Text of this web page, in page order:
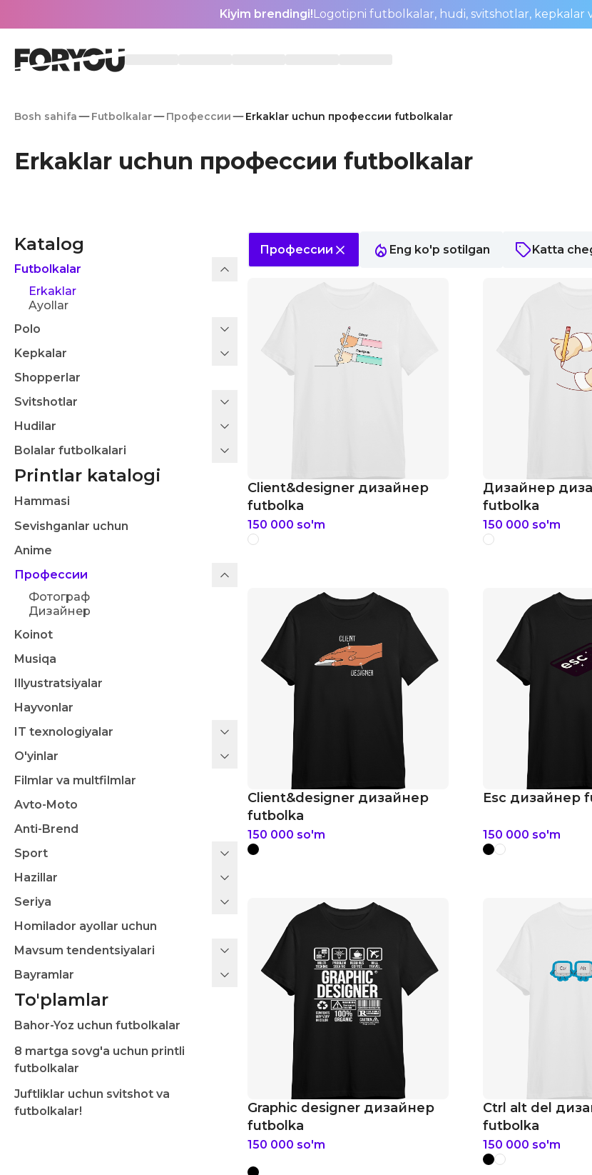
Kiyim brendingi!Logotipni futbolkalar, hudi, svitshotlar, kepkalar
Bosh sahifa Futbolkalar Профессии Erkaklar uchun профессии futbolkalar
Erkaklar uchun профессии futbolkalar
Katalog
Futbolkalar
Erkaklar
Ayollar
Polo
Kepkalar
Shopperlar
Svitshotlar
Hudilar
Bolalar futbolkalari
Printlar katalogi
Hammasi
Sevishganlar uchun
Anime
Профессии
Фотограф
Дизайнер
Koinot
Musiqa
Illyustratsiyalar
Hayvonlar
IT texnologiyalar
O'yinlar
Filmlar va multfilmlar
Avto-Moto
Anti-Brend
Sport
Hazillar
Seriya
Homilador ayollar uchun
Mavsum tendentsiyalari
Bayramlar
To'plamlar
Bahor-Yoz uchun futbolkalar
8 martga sovg'a uchun printli
futbolkalar
Juftliklar uchun svitshot va
futbolkalar!
Профессии Eng ko'p sotilgan Katta
Client&designer дизайнер
futbolka
150 000 so'm
Дизайнер
futbolka
150 000 so'm
Client&designer дизайнер
futbolka
150 000 so'm
Esc дизайнер
150 000 so'm
Graphic designer дизайнер
futbolka
150 000 so'm
Ctrl alt del
futbolka
150 000 so'm